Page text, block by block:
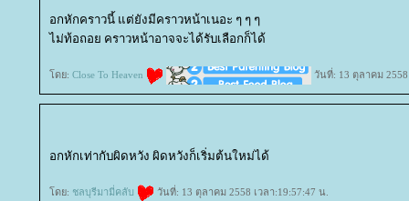
อกหักคราวนี้ แต่ยังมีคราวหน้าเนอะ ๆ ๆ ๆ
ไม่ท้อถอย คราวหน้าอาจจะได้รับเลือกก็ได้
ดย: Close To Heaven วันที่: 13 ตุลาคม 2558
อกหักเท่ากับผิดหวัง ผิดหวังก็เริ่มต้นใหม่ได้
ดย: ชลบุรีมามี่คลับ วันที่: 13 ตุลาคม 2558 เวลา:19:57:47 น.